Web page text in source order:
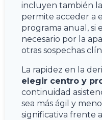
incluyen también
permite acceder a
programa anual, si
necesario por la
otras sospechas
La rapidez en la
elegir centro y
continuidad
sea más ágil y
significativa frente